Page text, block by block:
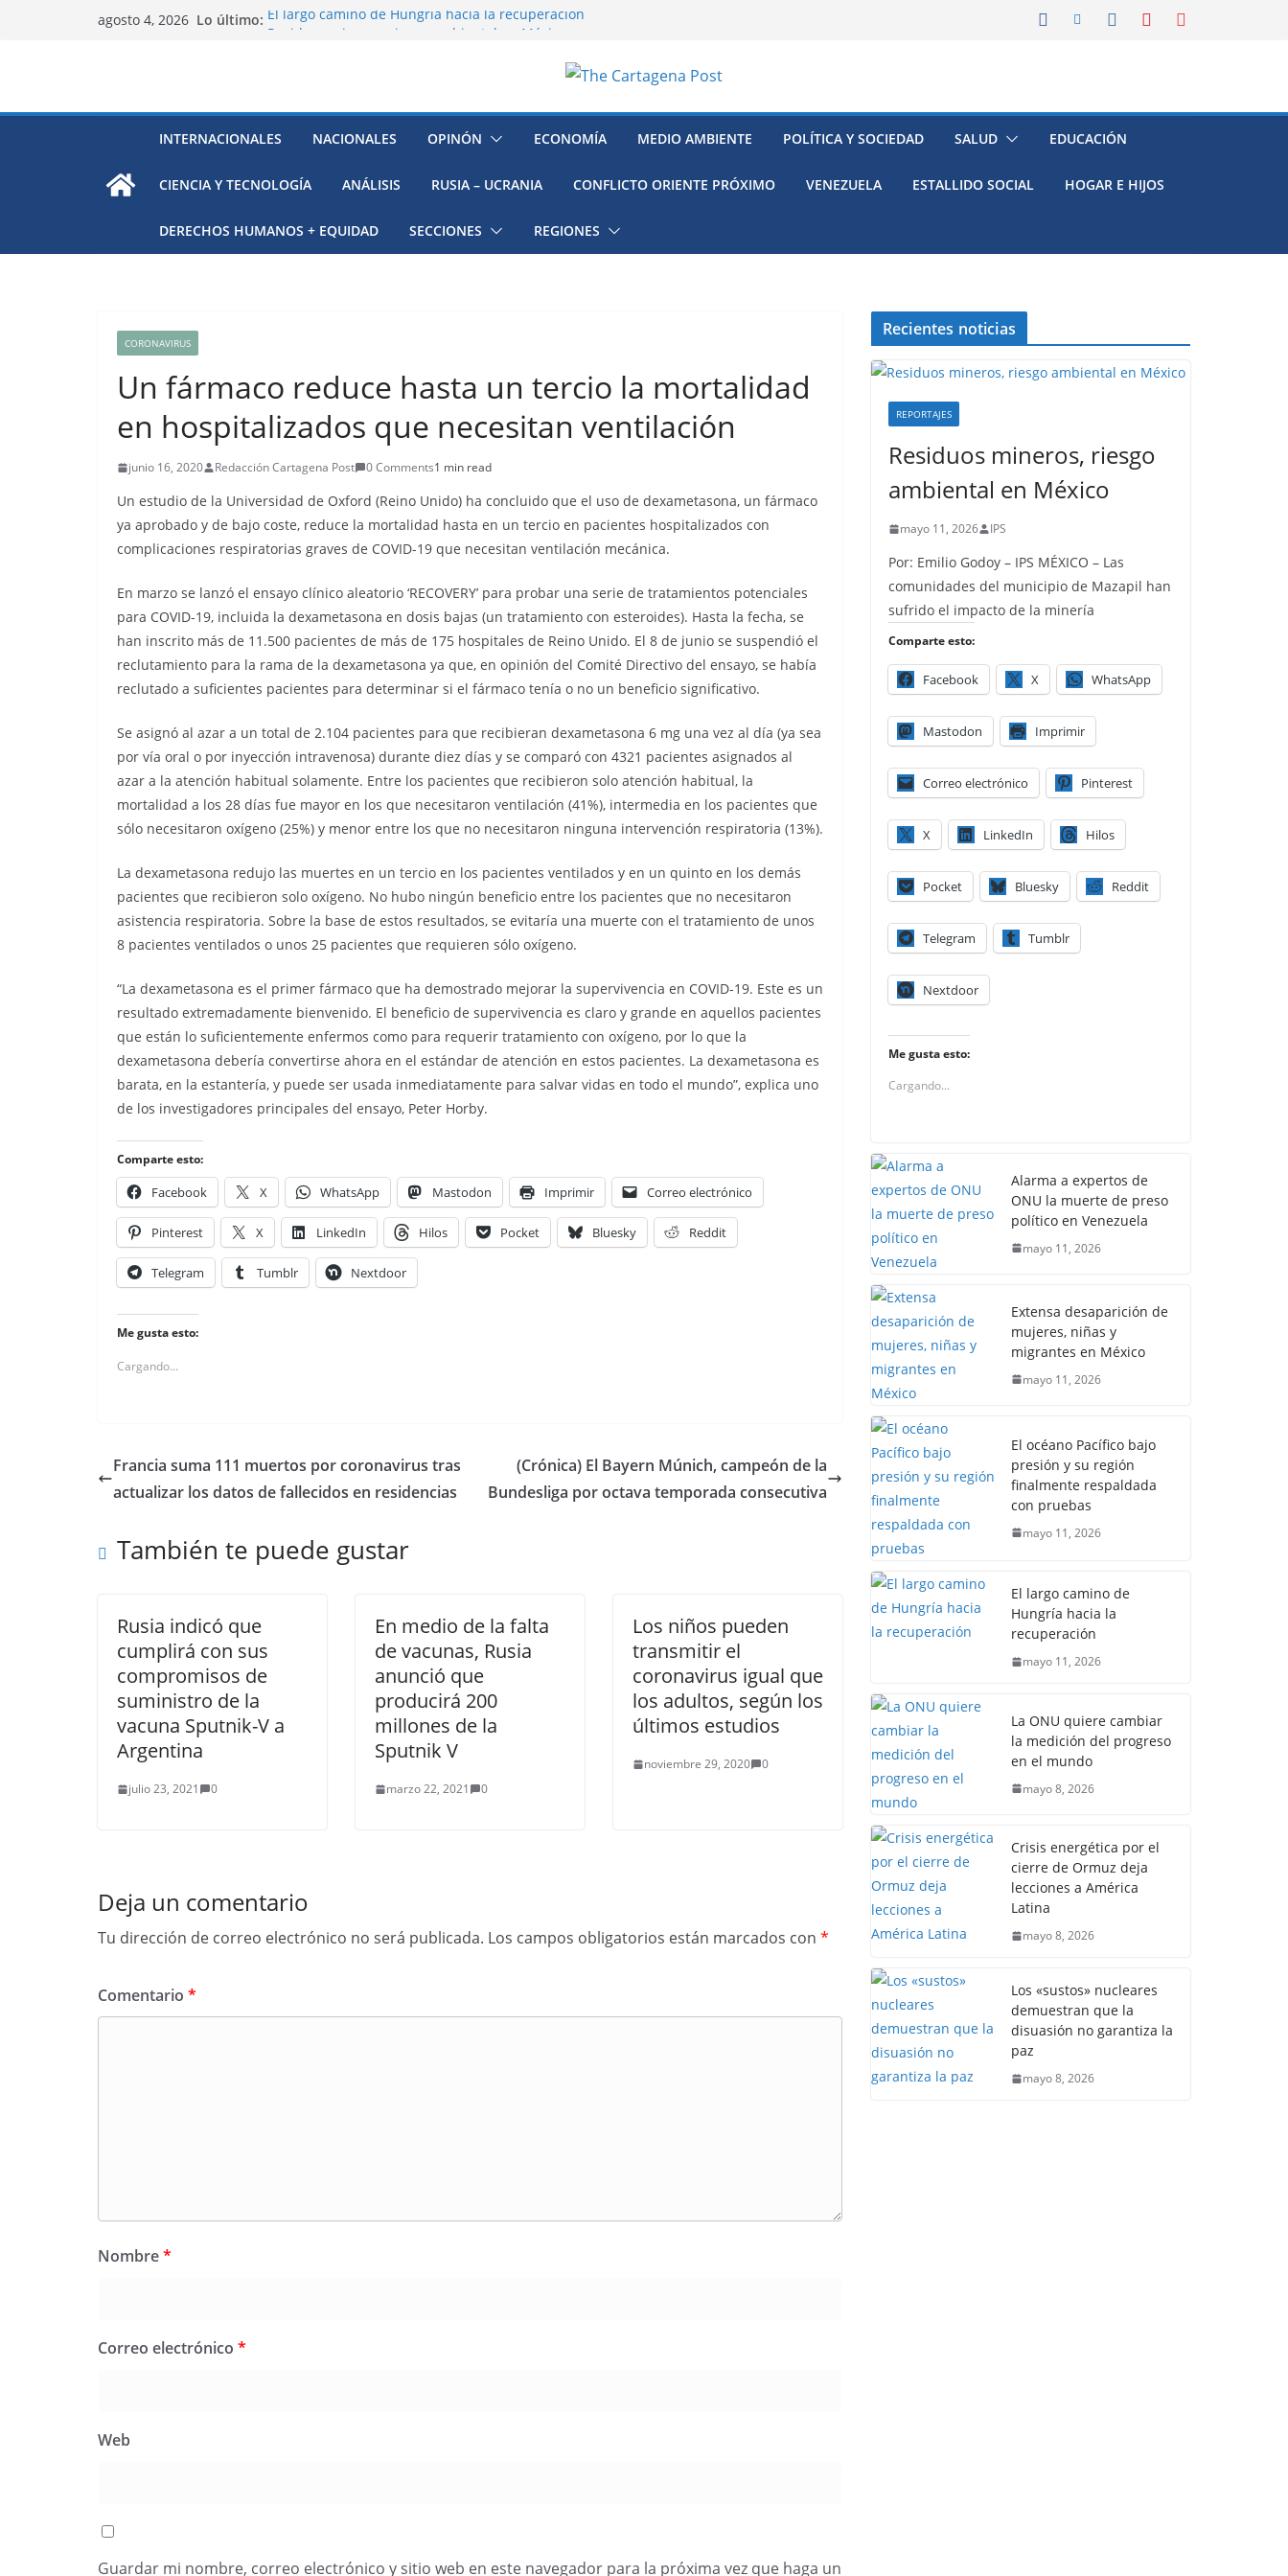
agosto 4, 2026 Lo último: El largo camino de Hungría hacia la recuperación
México
El océano Pacífico bajo presión y su región finalmente
INTERNACIONALES NACIONALES OPINÓN ECONOMÍA MEDIO AMBIENTE POLÍTICA Y SOCIEDAD SALUD EDUCACIÓN
CIENCIA Y TECNOLOGÍA ANÁLISIS RUSIA – UCRANIA CONFLICTO ORIENTE PRÓXIMO VENEZUELA ESTALLIDO SOCIAL HOGAR E HIJOS
DERECHOS HUMANOS + EQUIDAD SECCIONES REGIONES
CORONAVIRUS
Un fármaco reduce hasta un tercio la mortalidad
en hospitalizados que necesitan ventilación
junio 16, 2020 Redacción Cartagena Post 0 Comments1 min read
Un estudio de la Universidad de Oxford (Reino Unido) ha concluido que el uso de dexametasona, un fármaco
ya aprobado y de bajo coste, reduce la mortalidad hasta en un tercio en pacientes hospitalizados con
complicaciones respiratorias graves de COVID-19 que necesitan ventilación mecánica.
En marzo se lanzó el ensayo clínico aleatorio ‘RECOVERY’ para probar una serie de tratamientos potenciales
para COVID-19, incluida la dexametasona en dosis bajas (un tratamiento con esteroides). Hasta la fecha, se
han inscrito más de 11.500 pacientes de más de 175 hospitales de Reino Unido. El 8 de junio se suspendió el
reclutamiento para la rama de la dexametasona ya que, en opinión del Comité Directivo del ensayo, se había
reclutado a suficientes pacientes para determinar si el fármaco tenía o no un beneficio significativo.
Se asignó al azar a un total de 2.104 pacientes para que recibieran dexametasona 6 mg una vez al día (ya sea
por vía oral o por inyección intravenosa) durante diez días y se comparó con 4321 pacientes asignados al
azar a la atención habitual solamente. Entre los pacientes que recibieron solo atención habitual, la
mortalidad a los 28 días fue mayor en los que necesitaron ventilación (41%), intermedia en los pacientes que
sólo necesitaron oxígeno (25%) y menor entre los que no necesitaron ninguna intervención respiratoria (13%).
La dexametasona redujo las muertes en un tercio en los pacientes ventilados y en un quinto en los demás
pacientes que recibieron solo oxígeno. No hubo ningún beneficio entre los pacientes que no necesitaron
asistencia respiratoria. Sobre la base de estos resultados, se evitaría una muerte con el tratamiento de unos
8 pacientes ventilados o unos 25 pacientes que requieren sólo oxígeno.
“La dexametasona es el primer fármaco que ha demostrado mejorar la supervivencia en COVID-19. Este es un
resultado extremadamente bienvenido. El beneficio de supervivencia es claro y grande en aquellos pacientes
que están lo suficientemente enfermos como para requerir tratamiento con oxígeno, por lo que la
dexametasona debería convertirse ahora en el estándar de atención en estos pacientes. La dexametasona es
barata, en la estantería, y puede ser usada inmediatamente para salvar vidas en todo el mundo”, explica uno
de los investigadores principales del ensayo, Peter Horby.
Comparte esto:
Facebook X WhatsApp Mastodon Imprimir Correo electrónico
Pinterest X LinkedIn Hilos Pocket Bluesky Reddit
Telegram Tumblr Nextdoor
Me gusta esto:
Cargando...
Francia suma 111 muertos por coronavirus tras
actualizar los datos de fallecidos en residencias
(Crónica) El Bayern Múnich, campeón de la
Bundesliga por octava temporada consecutiva
También te puede gustar
Rusia indicó que
cumplirá con sus
compromisos de
suministro de la
vacuna Sputnik-V a
Argentina
julio 23, 2021 0
En medio de la falta
de vacunas, Rusia
anunció que
producirá 200
millones de la
Sputnik V
marzo 22, 2021 0
Los niños pueden
transmitir el
coronavirus igual que
los adultos, según los
últimos estudios
noviembre 29, 2020 0
Deja un comentario
Tu dirección de correo electrónico no será publicada. Los campos obligatorios están marcados con *
Comentario *
Nombre*
Correo electrónico *
Web
Guardar mi nombre, correo electrónico y sitio web en este navegador para la próxima vez que haga un
Recientes noticias
REPORTAJES
Residuos mineros, riesgo
ambiental en México
mayo 11, 2026 IPS
Por: Emilio Godoy – IPS MÉXICO – Las
comunidades del municipio de Mazapil han
sufrido el impacto de la minería
Comparte esto:
Facebook X WhatsApp
Mastodon Imprimir
Correo electrónico Pinterest
X LinkedIn Hilos
Pocket Bluesky Reddit
Telegram Tumblr
Nextdoor
Me gusta esto:
Cargando...
Alarma a expertos de
ONU la muerte de preso
político en Venezuela
mayo 11, 2026
Extensa desaparición de
mujeres, niñas y
migrantes en México
mayo 11, 2026
El océano Pacífico bajo
presión y su región
finalmente respaldada
con pruebas
mayo 11, 2026
El largo camino de
Hungría hacia la
recuperación
mayo 11, 2026
La ONU quiere cambiar
la medición del progreso
en el mundo
mayo 8, 2026
Crisis energética por el
cierre de Ormuz deja
lecciones a América
Latina
mayo 8, 2026
Los «sustos» nucleares
demuestran que la
disuasión no garantiza la
paz
mayo 8, 2026